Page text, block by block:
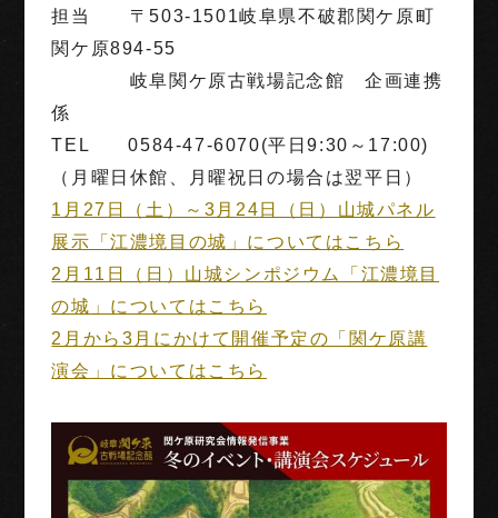
担当 〒503-1501岐阜県不破郡関ケ原町
関ケ原894-55
岐阜関ケ原古戦場記念館 企画連携
係
TEL 0584-47-6070(平日9:30～17:00)
（月曜日休館、月曜祝日の場合は翌平日）
1月27日（土）～3月24日（日）山城パネル
展示「江濃境目の城」についてはこちら
2月11日（日）山城シンポジウム「江濃境目
の城」についてはこちら
2月から3月にかけて開催予定の「関ケ原講
演会」についてはこちら